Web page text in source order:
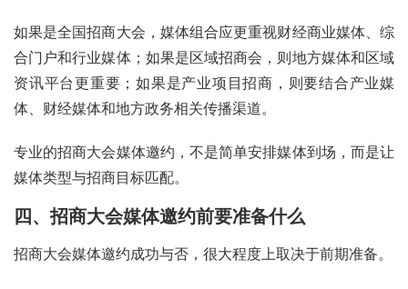
如果是全国招商大会，媒体组合应更重视财经商业媒体、综
合门户和行业媒体；如果是区域招商会，则地方媒体和区域
资讯平台更重要；如果是产业项目招商，则要结合产业媒
体、财经媒体和地方政务相关传播渠道。
专业的招商大会媒体邀约，不是简单安排媒体到场，而是让
媒体类型与招商目标匹配。
四、招商大会媒体邀约前要准备什么
招商大会媒体邀约成功与否，很大程度上取决于前期准备。